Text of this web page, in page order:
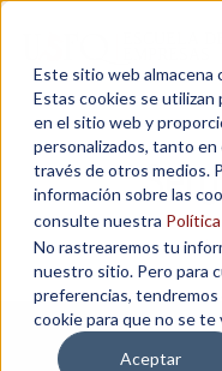
Este sitio web almacena
Estas cookies se utilizan
en el sitio web y
personalizados, tanto
través de otros medios.
información sobre las
consulte nuestra
No rastrearemos tu
nuestro sitio. Pero para
preferencias,
cookie para que no se te
Aceptar